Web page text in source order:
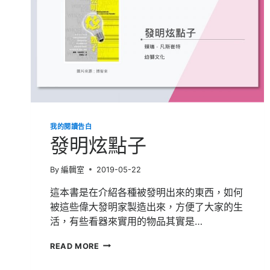
我的閱讀告白
發明炫點子
By 編輯室 2019-05-22
這本書是在介紹各種被發明出來的東西，如何
被這些偉大發明家製造出來，方便了大家的生
活，有些看器來實用的物品其實是…
READ MORE 發